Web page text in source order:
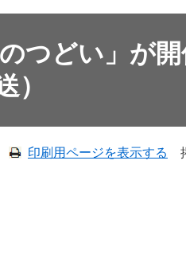
つどい」が
）
印刷用ページを表示する